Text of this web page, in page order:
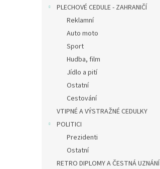
PLECHOVÉ CEDULE - ZAHRANIČÍ
Reklamní
Auto moto
Sport
Hudba, film
Jídlo a pití
Ostatní
Cestování
VTIPNÉ A VÝSTRAŽNÉ CEDULKY
POLITICI
Prezidenti
Ostatní
RETRO DIPLOMY A ČESTNÁ UZNÁNÍ